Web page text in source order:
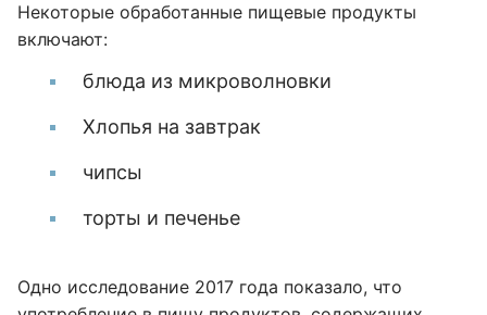
Некоторые обработанные пищевые продукты
включают:
блюда из микроволновки
Хлопья на завтрак
чипсы
торты и печенье
Одно исследование 2017 года показало, что